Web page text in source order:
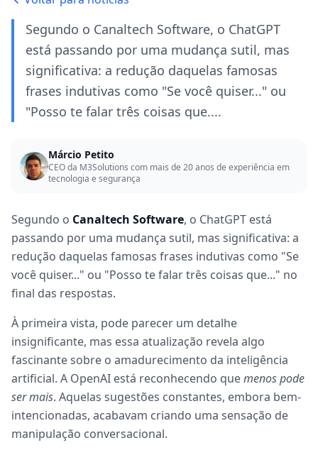
Segundo o Canaltech Software, o ChatGPT
está passando por uma mudança sutil, mas
significativa: a redução daquelas famosas
frases indutivas como "Se você quiser..." ou
"Posso te falar três coisas que....
Márcio Petito
CEO da M3Solutions com mais de 20 anos de experiência em
tecnologia e segurança
Segundo o Canaltech Software, o ChatGPT está
passando por uma mudança sutil, mas significativa: a
redução daquelas famosas frases indutivas como "Se
você quiser..." ou "Posso te falar três coisas que..." no
final das respostas.
À primeira vista, pode parecer um detalhe
insignificante, mas essa atualização revela algo
fascinante sobre o amadurecimento da inteligência
artificial. A OpenAI está reconhecendo quemenos pode
ser mais. Aquelas sugestões constantes, embora bem-
intencionadas, acabavam criando uma sensação de
manipulação conversacional.